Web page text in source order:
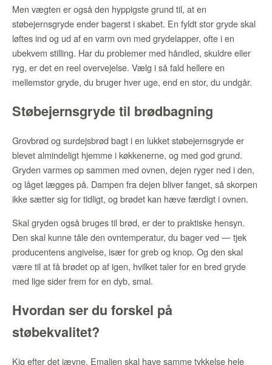
Men vægten er også den hyppigste grund til, at en
støbejernsgryde ender bagerst i skabet. En fyldt stor gryde skal
løftes ind og ud af en varm ovn med grydelapper, ofte i en
ubekvem stilling. Har du problemer med håndled, skuldre eller
ryg, er det en reel overvejelse. Vælg i så fald hellere en
mellemstor gryde, du bruger hver uge, end en stor, du undgår.
Støbejernsgryde til brødbagning
Grovbrød og surdejsbrød bagt i en lukket støbejernsgryde er
blevet almindeligt hjemme i køkkenerne, og med god grund.
Gryden varmes op sammen med ovnen, dejen ryger ned i den,
og låget lægges på. Dampen fra dejen bliver fanget, så skorpen
ikke sætter sig for tidligt, og brødet kan hæve færdigt i ovnen.
Skal gryden også bruges til brød, er der to praktiske hensyn.
Den skal kunne tåle den ovntemperatur, du bager ved — tjek
producentens angivelse, især for greb og knop. Og den skal
være til at få brødet op af igen, hvilket taler for en bred gryde
med lige sider frem for en dyb, smal.
Hvordan ser du forskel på
støbekvalitet?
Kig efter det jævne. Emaljen skal have samme tykkelse hele